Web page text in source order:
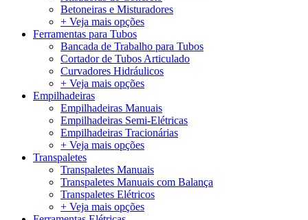
Betoneiras e Misturadores
+ Veja mais opções
Ferramentas para Tubos
Bancada de Trabalho para Tubos
Cortador de Tubos Articulado
Curvadores Hidráulicos
+ Veja mais opções
Empilhadeiras
Empilhadeiras Manuais
Empilhadeiras Semi-Elétricas
Empilhadeiras Tracionárias
+ Veja mais opções
Transpaletes
Transpaletes Manuais
Transpaletes Manuais com Balança
Transpaletes Elétricos
+ Veja mais opções